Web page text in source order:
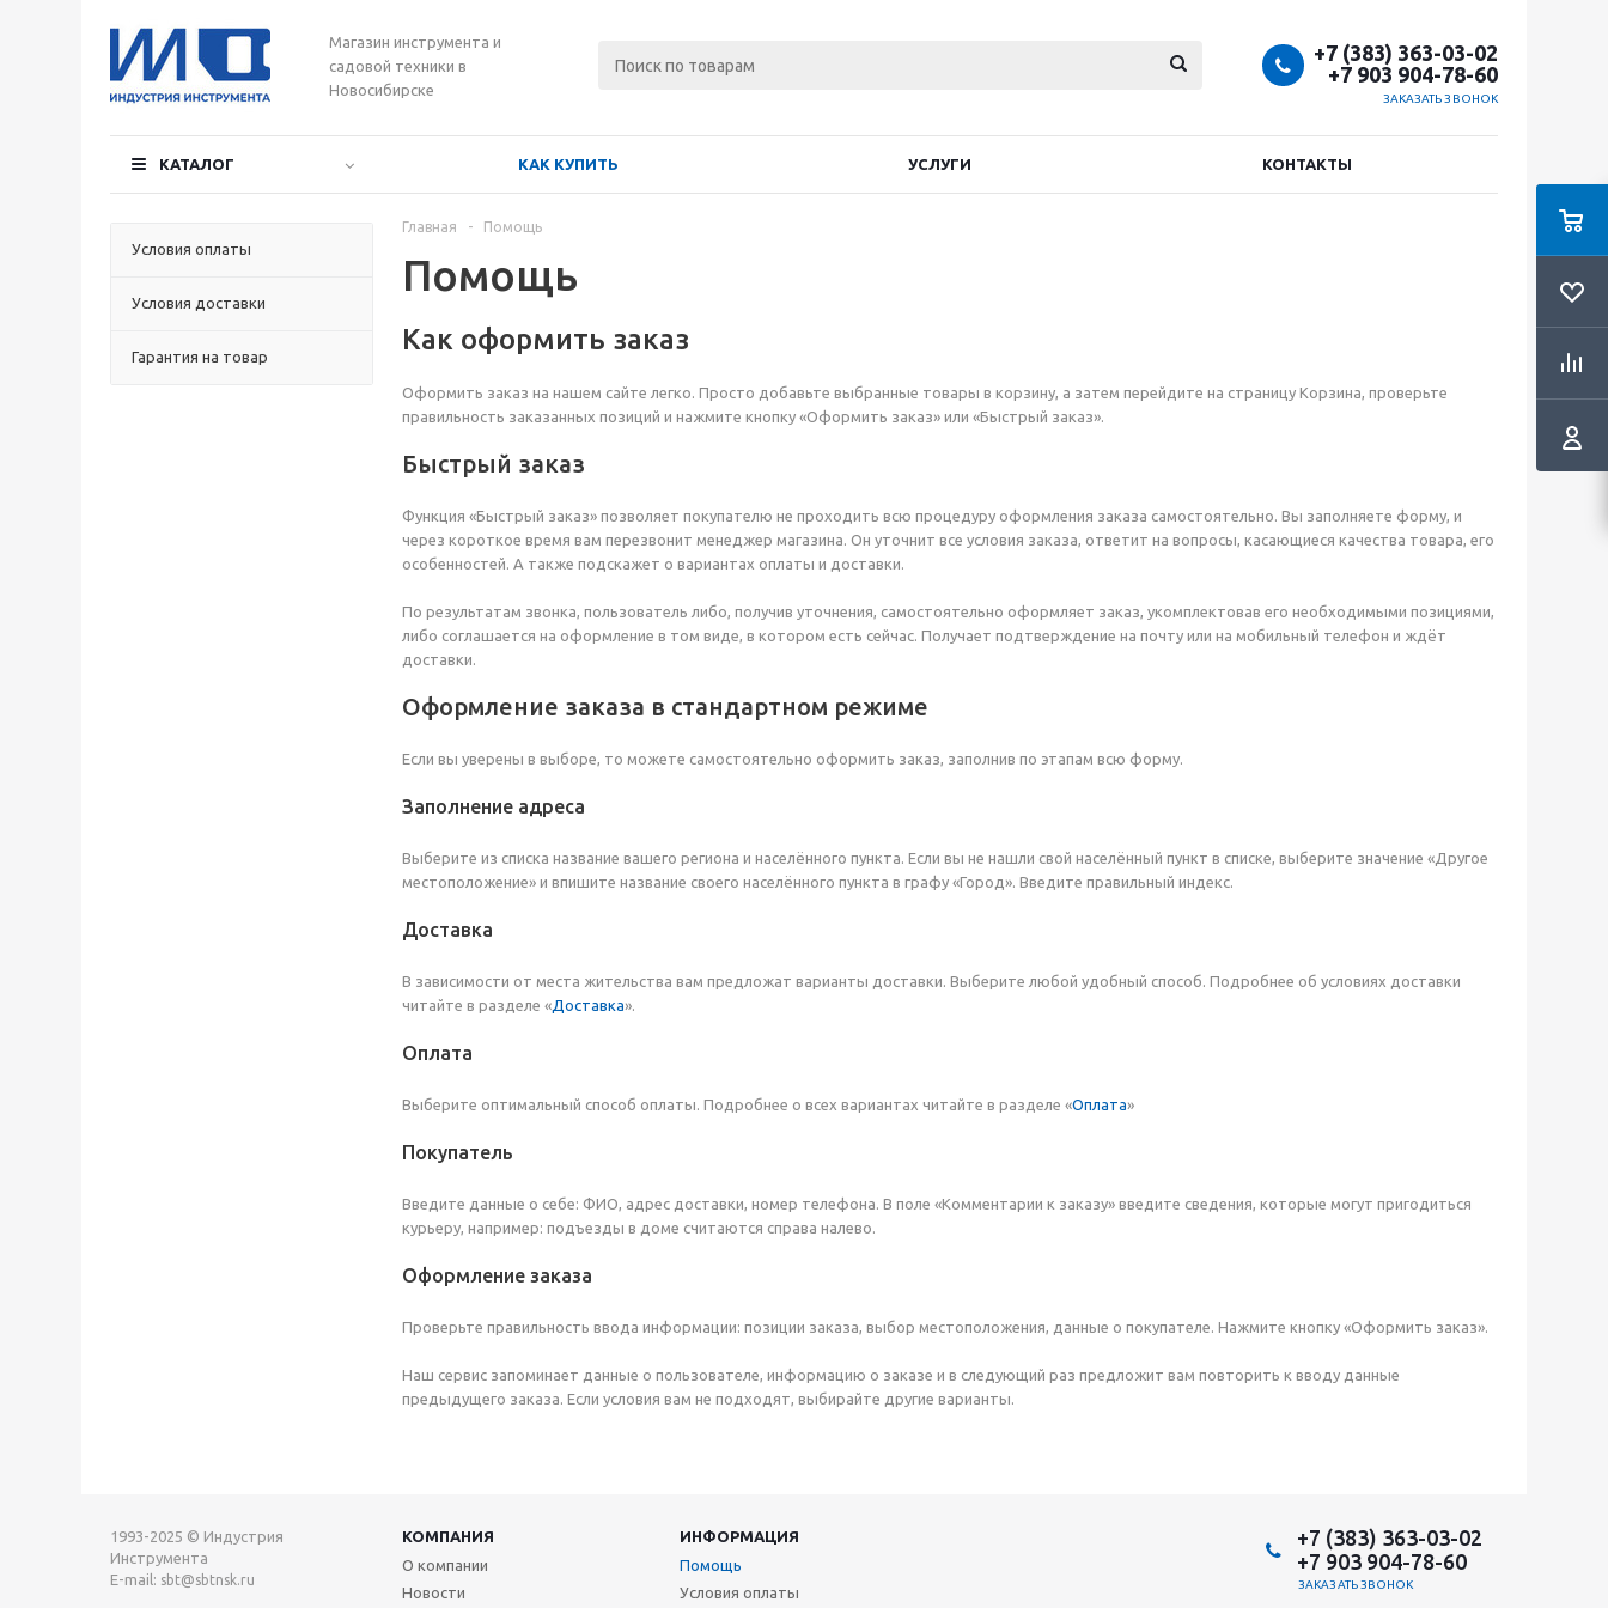
Магазин инструмента и
садовой техники в
Новосибирске
+7 (383) 363-03-02
+7 903 904-78-60
ЗАКАЗАТЬ ЗВОНОК
КАТАЛОГ КАК КУПИТЬ УСЛУГИ КОНТАКТЫ
Условия оплаты
Условия доставки
Гарантия на товар
Главная - Помощь
Помощь
Как оформить заказ
Оформить заказ на нашем сайте легко. Просто добавьте выбранные товары в корзину, а затем перейдите на страницу Корзина, проверьте
правильность заказанных позиций и нажмите кнопку «Оформить заказ» или «Быстрый заказ».
Быстрый заказ
Функция «Быстрый заказ» позволяет покупателю не проходить всю процедуру оформления заказа самостоятельно. Вы заполняете форму, и
через короткое время вам перезвонит менеджер магазина. Он уточнит все условия заказа, ответит на вопросы, касающиеся качества товара, его
особенностей. А также подскажет о вариантах оплаты и доставки.
По результатам звонка, пользователь либо, получив уточнения, самостоятельно оформляет заказ, укомплектовав его необходимыми позициями,
либо соглашается на оформление в том виде, в котором есть сейчас. Получает подтверждение на почту или на мобильный телефон и ждёт
доставки.
Оформление заказа в стандартном режиме
Если вы уверены в выборе, то можете самостоятельно оформить заказ, заполнив по этапам всю форму.
Заполнение адреса
Выберите из списка название вашего региона и населённого пункта. Если вы не нашли свой населённый пункт в списке, выберите значение «Другое
местоположение» и впишите название своего населённого пункта в графу «Город». Введите правильный индекс.
Доставка
В зависимости от места жительства вам предложат варианты доставки. Выберите любой удобный способ. Подробнее об условиях доставки
читайте в разделе «Доставка».
Оплата
Выберите оптимальный способ оплаты. Подробнее о всех вариантах читайте в разделе «Оплата»
Покупатель
Введите данные о себе: ФИО, адрес доставки, номер телефона. В поле «Комментарии к заказу» введите сведения, которые могут пригодиться
курьеру, например: подъезды в доме считаются справа налево.
Оформление заказа
Проверьте правильность ввода информации: позиции заказа, выбор местоположения, данные о покупателе. Нажмите кнопку «Оформить заказ».
Наш сервис запоминает данные о пользователе, информацию о заказе и в следующий раз предложит вам повторить к вводу данные
предыдущего заказа. Если условия вам не подходят, выбирайте другие варианты.
1993-2025 © Индустрия
Инструмента
E-mail: sbt@sbtnsk.ru
КОМПАНИЯ
ИНФОРМАЦИЯ
О компании
Новости
Помощь
Условия оплаты
+7 (383) 363-03-02
+7 903 904-78-60
ЗАКАЗАТЬ ЗВОНОК